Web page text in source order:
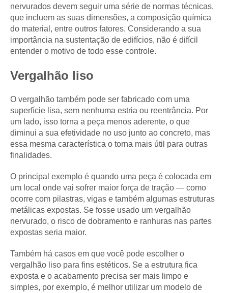
nervurados devem seguir uma série de normas técnicas,
que incluem as suas dimensões, a composição química
do material, entre outros fatores. Considerando a sua
importância na sustentação de edifícios, não é difícil
entender o motivo de todo esse controle.
Vergalhão liso
O vergalhão também pode ser fabricado com uma
superfície lisa, sem nenhuma estria ou reentrância. Por
um lado, isso torna a peça menos aderente, o que
diminui a sua efetividade no uso junto ao concreto, mas
essa mesma característica o torna mais útil para outras
finalidades.
O principal exemplo é quando uma peça é colocada em
um local onde vai sofrer maior força de tração — como
ocorre com pilastras, vigas e também algumas estruturas
metálicas expostas. Se fosse usado um vergalhão
nervurado, o risco de dobramento e ranhuras nas partes
expostas seria maior.
Também há casos em que você pode escolher o
vergalhão liso para fins estéticos. Se a estrutura fica
exposta e o acabamento precisa ser mais limpo e
simples, por exemplo, é melhor utilizar um modelo de